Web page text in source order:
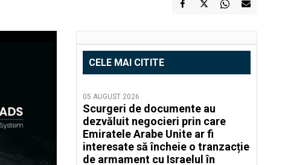
CELE MAI CITITE
05 AUGUST 2026
Scurgeri de documente au
dezvăluit negocieri prin care
Emiratele Arabe Unite ar fi
interesate să încheie o tranzacție
de armament cu Israelul în